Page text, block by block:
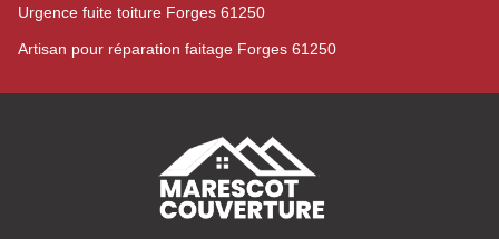
Urgence fuite toiture Forges 61250
Artisan pour réparation faitage Forges 61250